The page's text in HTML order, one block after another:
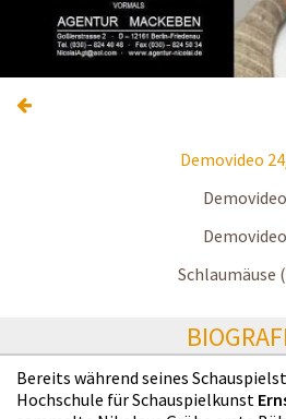
Demovideo
Demovideo
Demovideo
Schlaumäuse
Bereits während seines
Hochschule für Schauspielkunst